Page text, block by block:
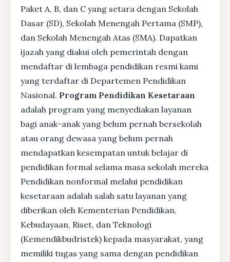
Paket A, B, dan C yang setara dengan Sekolah
Dasar (SD), Sekolah Menengah Pertama (SMP),
dan Sekolah Menengah Atas (SMA). Dapatkan
ijazah yang diakui oleh pemerintah dengan
mendaftar di lembaga pendidikan resmi kami
yang terdaftar di Departemen Pendidikan
Nasional. Program Pendidikan Kesetaraan
adalah program yang menyediakan layanan
bagi anak-anak yang belum pernah bersekolah
atau orang dewasa yang belum pernah
mendapatkan kesempatan untuk belajar di
pendidikan formal selama masa sekolah mereka
Pendidikan nonformal melalui pendidikan
kesetaraan adalah salah satu layanan yang
diberikan oleh Kementerian Pendidikan,
Kebudayaan, Riset, dan Teknologi
(Kemendikbudristek) kepada masyarakat, yang
memiliki tugas yang sama dengan pendidikan